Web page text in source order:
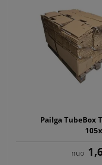
Pailga TubeBox
nuo